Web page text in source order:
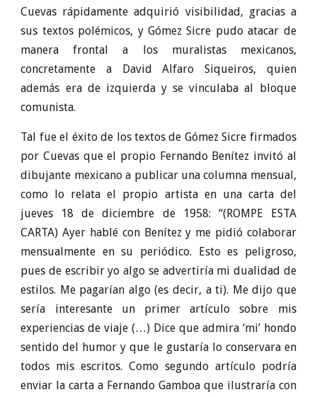
Cuevas rápidamente adquirió visibilidad, gracias a
sus textos polémicos, y Gómez Sicre pudo atacar de
manera frontal a los muralistas mexicanos,
concretamente a David Alfaro Siqueiros, quien
además era de izquierda y se vinculaba al bloque
comunista.
Tal fue el éxito de los textos de Gómez Sicre firmados
por Cuevas que el propio Fernando Benítez invitó al
dibujante mexicano a publicar una columna mensual,
como lo relata el propio artista en una carta del
jueves 18 de diciembre de 1958: “(ROMPE ESTA
CARTA) Ayer hablé con Benítez y me pidió colaborar
mensualmente en su periódico. Esto es peligroso,
pues de escribir yo algo se advertiría mi dualidad de
estilos. Me pagarían algo (es decir, a ti). Me dijo que
sería interesante un primer artículo sobre mis
experiencias de viaje (…) Dice que admira ‘mi’ hondo
sentido del humor y que le gustaría lo conservara en
todos mis escritos. Como segundo artículo podría
enviar la carta a Fernando Gamboa que ilustraría con